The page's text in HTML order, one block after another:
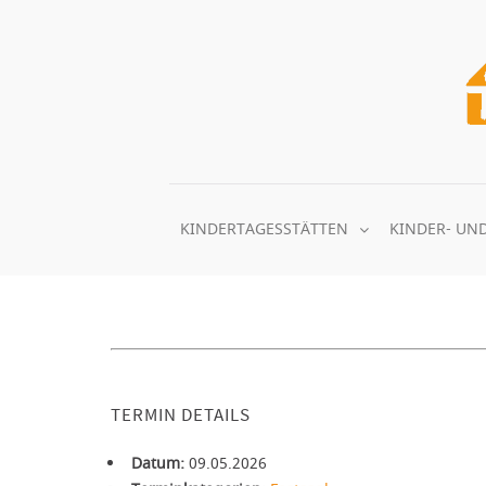
KINDERTAGESSTÄTTEN KINDER-
TERMIN DETAILS
Datum:09.05.2026